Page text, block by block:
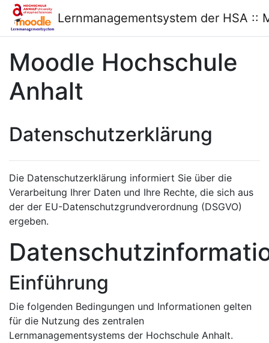
Zum Hauptinhalt
Lernmanagementsystem der HSA ::
Moodle Hochschule
Anhalt
Datenschutzerklärung
Die Datenschutzerklärung informiert Sie über die
Verarbeitung Ihrer Daten und Ihre Rechte, die sich aus
der der EU-Datenschutzgrundverordnung (DSGVO)
ergeben.
Einführung
Die folgenden Bedingungen und Informationen gelten
für die Nutzung des zentralen
Lernmanagementsystems der Hochschule Anhalt.